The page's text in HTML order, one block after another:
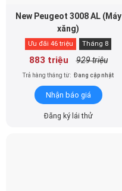
New Peugeot 3008 AL (Máy
xăng)
Ưu đãi 46 triệu Tháng 8
883 triệu 929 triệu
Trả hàng tháng từ: Đang cập nhật
Nhận báo giá
Đăng ký lái thử